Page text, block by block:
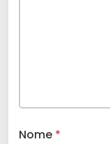
Nome *